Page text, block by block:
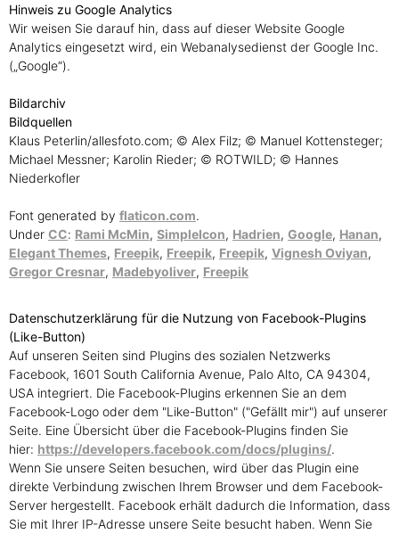
Hinweis zu Google Analytics
Wir weisen Sie darauf hin, dass auf dieser Website Google
Analytics eingesetzt wird, ein Webanalysedienst der Google Inc.
(„Google“).
Bildarchiv
Bildquellen
Klaus Peterlin/allesfoto.com; © Alex Filz; © Manuel Kottensteger;
Michael Messner; Karolin Rieder; © ROTWILD; © Hannes
Niederkofler
Font generated by flaticon.com.
Under CC: Rami McMin, SimpleIcon, Hadrien, Google, Hanan,
Elegant Themes, Freepik, Freepik, Freepik, Vignesh Oviyan,
Gregor Cresnar, Madebyoliver, Freepik
Datenschutzerklärung für die Nutzung von Facebook-Plugins
(Like-Button)
Auf unseren Seiten sind Plugins des sozialen Netzwerks
Facebook, 1601 South California Avenue, Palo Alto, CA 94304,
USA integriert. Die Facebook-Plugins erkennen Sie an dem
Facebook-Logo oder dem "Like-Button" ("Gefällt mir") auf unserer
Seite. Eine Übersicht über die Facebook-Plugins finden Sie
hier: https://developers.facebook.com/docs/plugins/.
Wenn Sie unsere Seiten besuchen, wird über das Plugin eine
direkte Verbindung zwischen Ihrem Browser und dem Facebook-
Server hergestellt. Facebook erhält dadurch die Information, dass
Sie mit Ihrer IP-Adresse unsere Seite besucht haben. Wenn Sie